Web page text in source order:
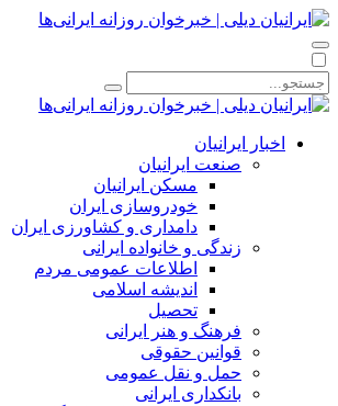
اخبار ایرانیان
صنعت ایرانیان
مسکن ایرانیان
خودروسازی ایران
دامداری و کشاورزی ایران
زندگی و خانواده ایرانی
اطلاعات عمومی مردم
اندیشه اسلامی
تحصیل
فرهنگ و هنر ایرانی
قوانین حقوقی
حمل و نقل عمومی
بانکداری ایرانی